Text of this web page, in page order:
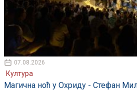
07.08.2026
Култура
Магична ноћ у Охриду - Стефан